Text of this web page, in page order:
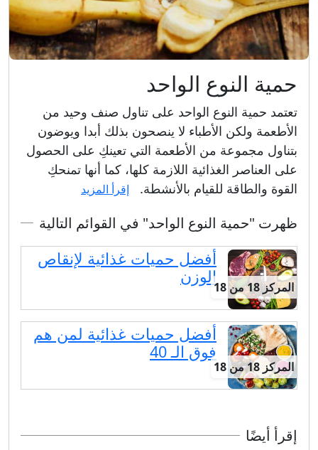
حمية النوع الواحد
تعتمد حمية النوع الواحد على تناول صنف وحيد من
الأطعمة ولكن الأطباء لا ينصحون بذلك أبدا ويوضون
بتناول مجموعة من الأطعمة التي تعينكِ على الحصول
على العناصر الغذائية اللازمة كلها، كما أنها تمنحكِ
القوة والطاقة للقيام بالأنشطة.
إقرأ المزيد
ظهرت "حمية النوع الواحد" في القوائم التالية
المركز 18 من 18
أفضل حميات غذائية لإنقاص
الوزن
المركز 18 من 18
أفضل حميات غذائية لمن هم
فوق الـ 40
إقرأ أيضًا